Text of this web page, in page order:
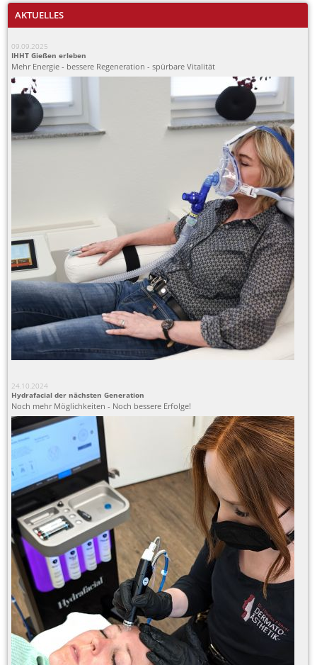
AKTUELLES
09.09.2025
IHHT Gießen erleben
Mehr Energie - bessere Regeneration - spürbare Vitalität
24.10.2024
Hydrafacial der nächsten Generation
Noch mehr Möglichkeiten - Noch bessere Erfolge!